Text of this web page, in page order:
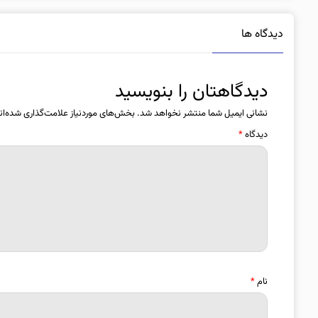
دیدگاه ها
دیدگاهتان را بنویسید
نشانی ایمیل شما منتشر نخواهد شد. بخش‌های موردنیاز علامت‌گذاری
دیدگاه*
نام*